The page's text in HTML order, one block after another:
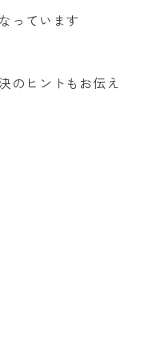
っています
のヒントもお伝え